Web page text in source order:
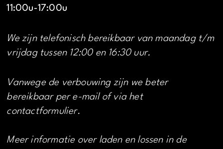
11:00u-17:00u
We zijn telefonisch bereikbaar van maandag t/m
vrijdag tussen 12:00 en 16:30 uur.
Vanwege de verbouwing zijn we beter
bereikbaar per e-mail of via het
contactformulier.
Meer informatie over laden en lossen in de